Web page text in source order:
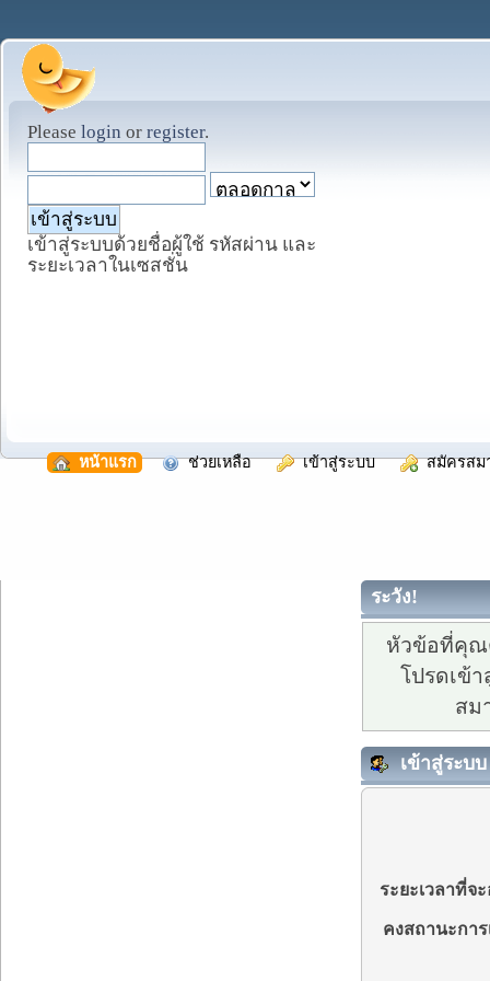
Please login or register.
เข้าสู่ระบบด้วยชื่อผู้ใช้ รหัสผ่าน และ
ระยะเวลาในเซสชั่น
หน้าแรก ช่วยเหลือ เข้าสู่ระบบ สมัครสม
ระวัง!
หัวข้อที่คุณ
โปรดเข้
สม
เข้าสู่ระบบ
ระยะเวลาที่จ
คงสถานะกา